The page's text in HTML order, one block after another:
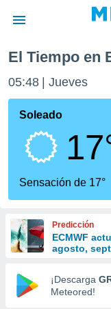
de
por
que se
calidad.
a este
las
y
forma
digital
basada
El Tiempo en
05:48 Jueves
Soleado
Sensación de 17°
Predicción
ECMWF
agosto,
¡Descarga
Meteored!